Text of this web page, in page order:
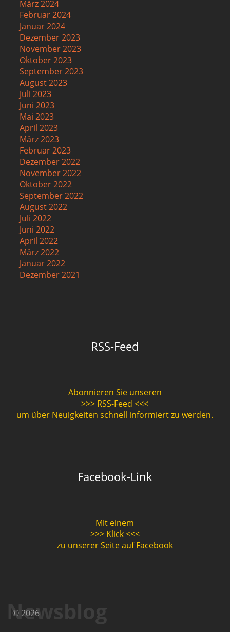
März 2024
Februar 2024
Januar 2024
Dezember 2023
November 2023
Oktober 2023
September 2023
August 2023
Juli 2023
Juni 2023
Mai 2023
April 2023
März 2023
Februar 2023
Dezember 2022
November 2022
Oktober 2022
September 2022
August 2022
Juli 2022
Juni 2022
April 2022
März 2022
Januar 2022
Dezember 2021
RSS-Feed
Abonnieren Sie unseren
>>> RSS-Feed <<<
um über Neuigkeiten schnell informiert zu werden.
Facebook-Link
Mit einem
>>> Klick <<<
zu unserer Seite auf Facebook
Newsblog
© 2026